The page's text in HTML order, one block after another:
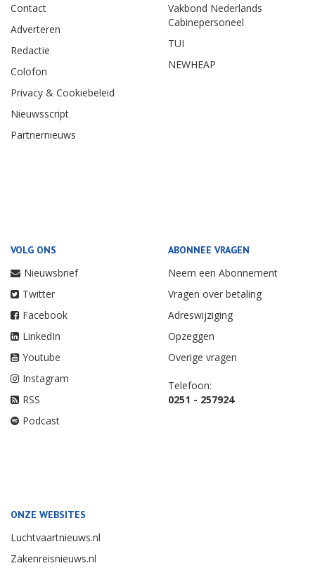
Contact
Adverteren
Redactie
Colofon
Privacy & Cookiebeleid
Nieuwsscript
Partnernieuws
Vakbond Nederlands
Cabinepersoneel
TUI
NEWHEAP
VOLG ONS
Nieuwsbrief
Twitter
Facebook
LinkedIn
Youtube
Instagram
RSS
Podcast
ABONNEE VRAGEN
Neem een Abonnement
Vragen over betaling
Adreswijziging
Opzeggen
Overige vragen
Telefoon:
0251 - 257924
ONZE WEBSITES
Luchtvaartnieuws.nl
Zakenreisnieuws.nl